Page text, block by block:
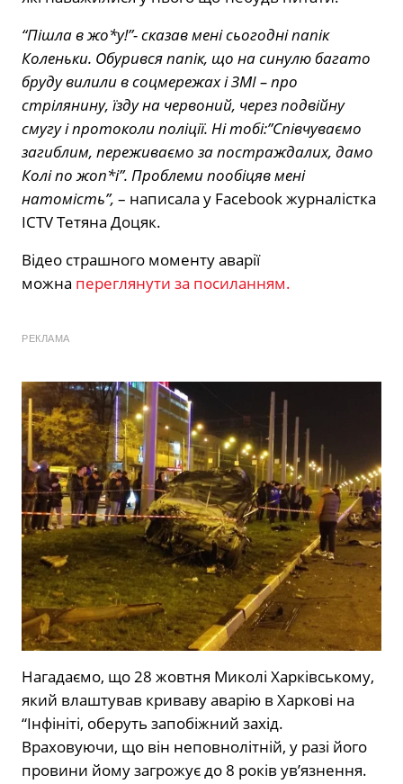
“Пішла в жо*у!”- сказав мені сьогодні папік
Коленьки. Обурився папік, що на синулю багато
бруду вилили в соцмережах і ЗМІ – про
стрілянину, їзду на червоний, через подвійну
смугу і протоколи поліції. Ні тобі:”Співчуваємо
загиблим, переживаємо за постраждалих, дамо
Колі по жоп*і”. Проблеми пообіцяв мені
натомість”, – написала у Facebook журналістка
ICTV Тетяна Доцяк.
Відео страшного моменту аварії
можна переглянути за посиланням.
РЕКЛАМА
Нагадаємо, що 28 жовтня Миколі Харківському,
який влаштував криваву аварію в Харкові на
“Інфініті, оберуть запобіжний захід.
Враховуючи, що він неповнолітній, у разі його
провини йому загрожує до 8 років ув’язнення.